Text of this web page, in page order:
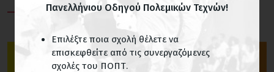
Πανελλήνιου Οδηγού Πολεμικών Τεχνών!
Επιλέξτε ποια σχολή θέλετε να
επισκεφθείτε από τις συνεργαζόμενες
σχολές του ΠΟΠΤ.